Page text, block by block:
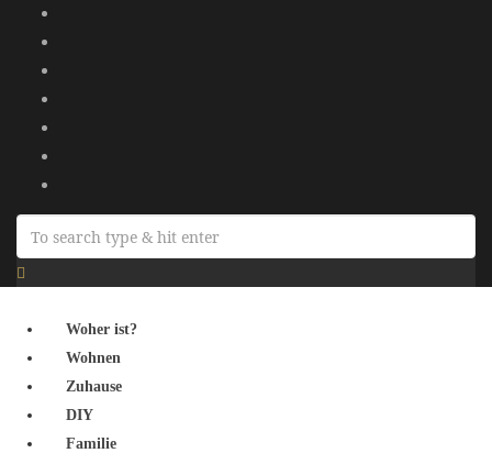
Woher ist?
Wohnen
Zuhause
DIY
Familie